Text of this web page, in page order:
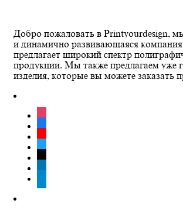
Добро пожаловать в Printyourdesign,
и динамично развивающаяся
предлагает широкий спектр
продукции. Мы также предлагаем уже
изделия, которые вы можете заказать
instagram
facebook
youtube
twitter
tiktok